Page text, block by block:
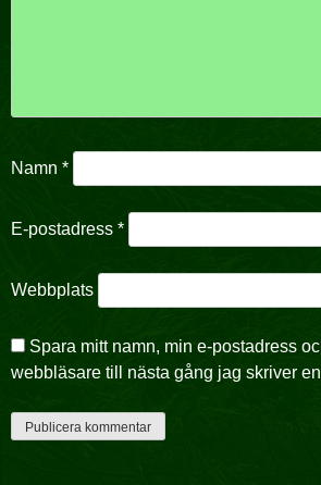
Namn *
E-postadress *
Webbplats
Spara mitt namn, min e-postadress
webbläsare till nästa gång jag skriver